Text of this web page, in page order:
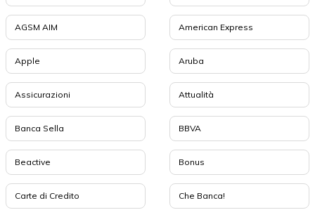
AGSM AIM American Express
Apple Aruba
Assicurazioni Attualità
Banca Sella BBVA
Beactive Bonus
Carte di Credito Che Banca!